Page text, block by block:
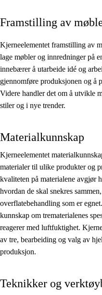
Kjerneelementer
Tverrfaglige temaer
Grunnleggende ferdigheter
Framstilling av
Kjerneelementet framstilling av
lage møbler og innredninger på
innebærer å utarbeide idé og
gjennomføre produksjonen og å
Videre handler det om å utvikle
stiler og i nye trender.
Materialkunnskap
Kjerneelementet
materialer til ulike produkter og
kvaliteten på materialene avgjør
hvordan de skal snekres
overflatebehandling som er
kunnskap om trematerialenes
reagerer med luftfuktighet.
av tre, bearbeiding og valg av
produksjon.
Teknikker og